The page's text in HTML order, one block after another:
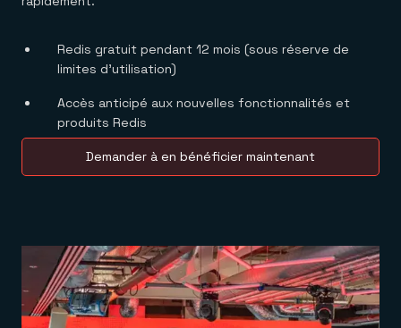
Redis gratuit pendant 12 mois (sous réserve de
limites d’utilisation)
Accès anticipé aux nouvelles fonctionnalités et
produits Redis
Demander à en bénéficier maintenant